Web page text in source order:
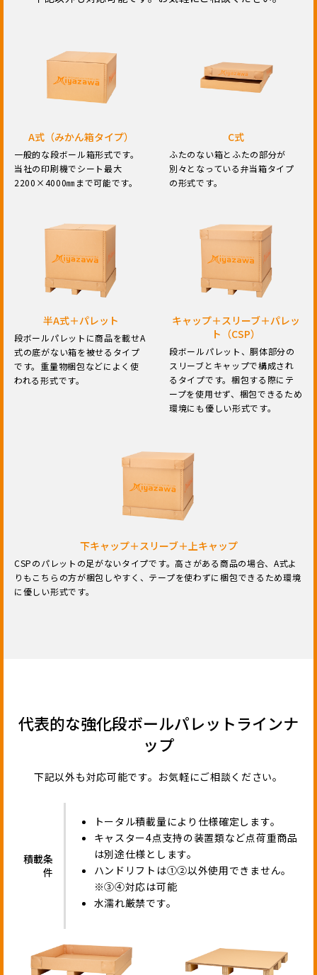
A式（みかん箱タイプ）
一般的な段ボール箱形式です。
当社の印刷機でシート最大
2200×4000㎜まで可能です。
C式
ふたのない箱とふたの部分が
別々となっている弁当箱タイプ
の形式です。
半A式＋パレット
段ボールパレットに商品を載せA
式の底がない箱を被せるタイプ
です。重量物梱包などによく使
われる形式です。
キャップ＋スリーブ＋パレッ
ト（CSP）
段ボールパレット、胴体部分の
スリーブとキャップで構成され
るタイプです。梱包する際にテ
ープを使用せず、梱包できるため
環境にも優しい形式です。
下キャップ＋スリーブ＋上キャップ
CSPのパレットの足がないタイプです。高さがある商品の場合、A式よ
りもこちらの方が梱包しやすく、テープを使わずに梱包できるため環境
に優しい形式です。
代表的な強化段ボールパレットラインナ
ップ
下記以外も対応可能です。お気軽にご相談ください。
積載条
件
トータル積載量により仕様確定します。
キャスター4点支持の装置類など点荷重商品
は別途仕様とします。
ハンドリフトは①②以外使用できません。
※③④対応は可能
水濡れ厳禁です。